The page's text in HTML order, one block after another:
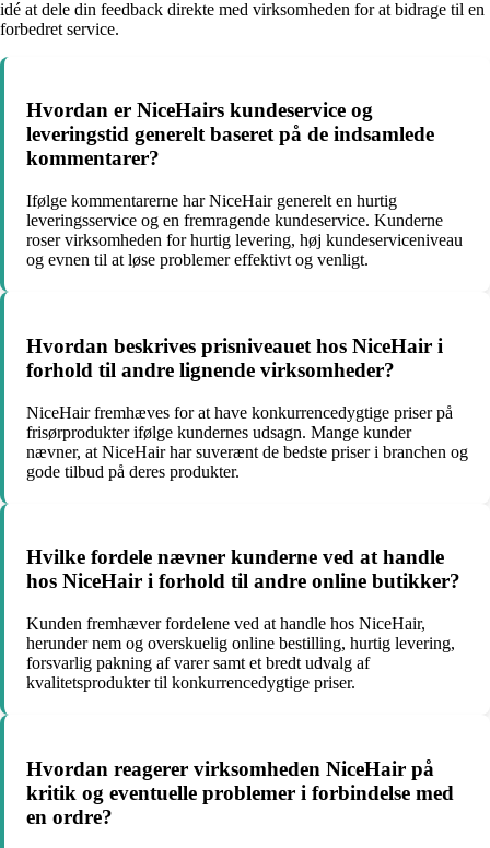
idé at dele din feedback direkte med virksomheden for at bidrage til en
forbedret service.
Hvordan er NiceHairs kundeservice og
leveringstid generelt baseret på de indsamlede
kommentarer?
Ifølge kommentarerne har NiceHair generelt en hurtig
leveringsservice og en fremragende kundeservice. Kunderne
roser virksomheden for hurtig levering, høj kundeserviceniveau
og evnen til at løse problemer effektivt og venligt.
Hvordan beskrives prisniveauet hos NiceHair i
forhold til andre lignende virksomheder?
NiceHair fremhæves for at have konkurrencedygtige priser på
frisørprodukter ifølge kundernes udsagn. Mange kunder
nævner, at NiceHair har suverænt de bedste priser i branchen og
gode tilbud på deres produkter.
Hvilke fordele nævner kunderne ved at handle
hos NiceHair i forhold til andre online butikker?
Kunden fremhæver fordelene ved at handle hos NiceHair,
herunder nem og overskuelig online bestilling, hurtig levering,
forsvarlig pakning af varer samt et bredt udvalg af
kvalitetsprodukter til konkurrencedygtige priser.
Hvordan reagerer virksomheden NiceHair på
kritik og eventuelle problemer i forbindelse med
en ordre?